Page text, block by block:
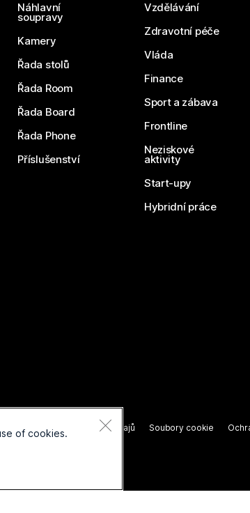
Náhlavní
soupravy
Kamery
Řada stolů
Řada Room
Řada Board
Řada Phone
Příslušenství
Vzdělávání
Zdravotní péče
Vláda
Finance
Sport a zábava
Frontline
Neziskové
aktivity
Start-upy
Hybridní práce
o ochraně osobních údajů Soubory cookie
of cookies.